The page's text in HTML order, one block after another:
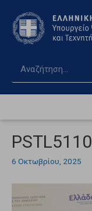
PSTL5110
6 Οκτωβρίου, 2025